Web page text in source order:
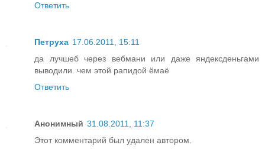
Ответить
Петруха 17.06.2011, 15:11
да лучшеб через вебмани или даже яндексденьгами
выводили. чем этой рапидой ёмаё
Ответить
Анонимный 31.08.2011, 11:37
Этот комментарий был удален автором.